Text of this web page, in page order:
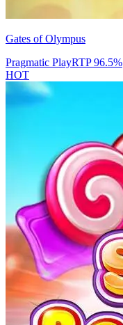
Gates of Olympus
Pragmatic PlayRTP96.5%
HOT